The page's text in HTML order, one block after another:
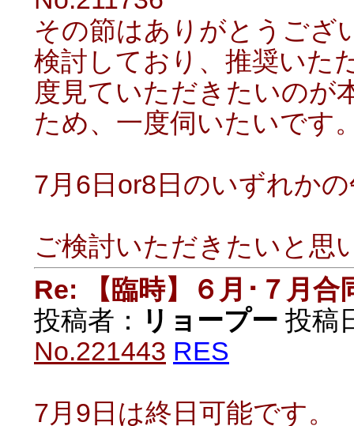
その節はありがとうござ
検討しており、推奨いた
度見ていただきたいのが
ため、一度伺いたいです
7月6日or8日のいずれか
ご検討いただきたいと思
Re: 【臨時】６月･７月
投稿者： リョープー 投稿
No.221443 RES
7月9日は終日可能です。